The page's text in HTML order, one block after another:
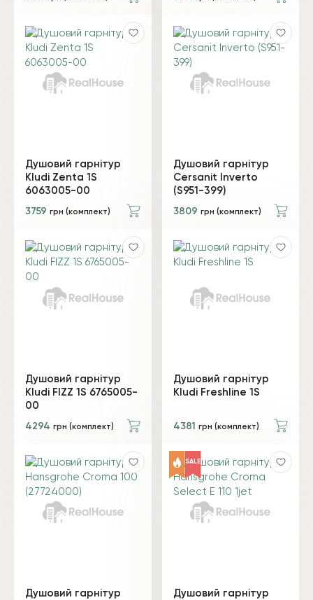
Душовий гарнітур
Kludi Zenta 1S
6063005-00
3759 грн (комплект)
Душовий гарнітур
Cersanit Inverto
(S951-399)
3809 грн (комплект)
Душовий гарнітур
Kludi FIZZ 1S 6765005-
00
4294 грн (комплект)
Душовий гарнітур
Kludi Freshline 1S
4381 грн (комплект)
Душовий гарнітур
SALE
Душовий гарнітур